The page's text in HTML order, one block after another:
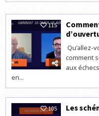
115
Qu'allez-
comment
aux
en...
105 Les